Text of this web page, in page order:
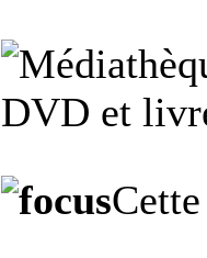
DVD et